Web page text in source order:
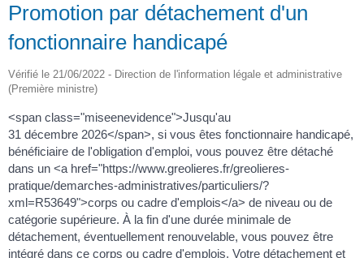
Promotion par détachement d'un
fonctionnaire handicapé
Vérifié le 21/06/2022 - Direction de l'information légale et administrative
(Première ministre)
<span class="miseenevidence">Jusqu'au
31 décembre 2026</span>, si vous êtes fonctionnaire handicapé,
bénéficiaire de l'obligation d'emploi, vous pouvez être détaché
dans un <a href="https://www.greolieres.fr/greolieres-
pratique/demarches-administratives/particuliers/?
xml=R53649">corps ou cadre d'emplois</a> de niveau ou de
catégorie supérieure. À la fin d'une durée minimale de
détachement, éventuellement renouvelable, vous pouvez être
intégré dans ce corps ou cadre d'emplois. Votre détachement et